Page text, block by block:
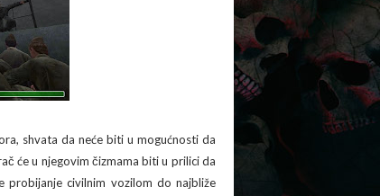
shvata da neće biti u mogućnosti da
će u njegovim čizmama biti u prilici da
probijanje civilnim vozilom do najbliže